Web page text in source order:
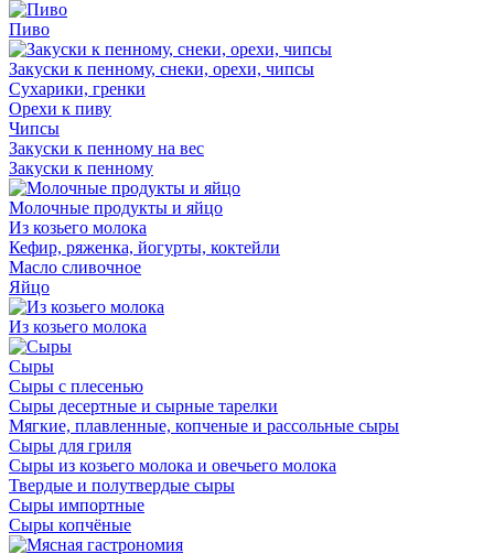
Пиво
Закуски к пенному, снеки, орехи, чипсы
Сухарики, гренки
Орехи к пиву
Чипсы
Закуски к пенному на вес
Закуски к пенному
Молочные продукты и яйцо
Из козьего молока
Кефир, ряженка, йогурты, коктейли
Масло сливочное
Яйцо
Из козьего молока
Сыры
Сыры с плесенью
Сыры десертные и сырные тарелки
Мягкие, плавленные, копченые и рассольные сыры
Сыры для гриля
Сыры из козьего молока и овечьего молока
Твердые и полутвердые сыры
Сыры импортные
Сыры копчёные